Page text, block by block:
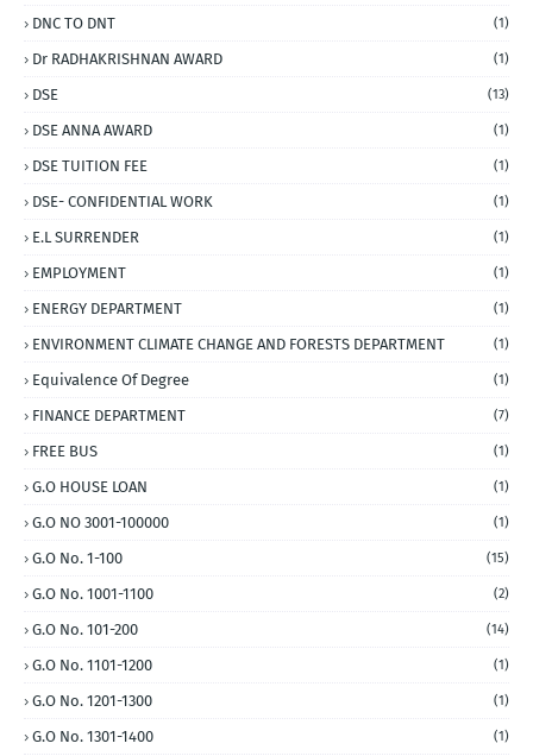
DNC TO DNT (1)
Dr RADHAKRISHNAN AWARD (1)
DSE (13)
DSE ANNA AWARD (1)
DSE TUITION FEE (1)
DSE- CONFIDENTIAL WORK (1)
E.L SURRENDER (1)
EMPLOYMENT (1)
ENERGY DEPARTMENT (1)
ENVIRONMENT CLIMATE CHANGE AND FORESTS DEPARTMENT (1)
Equivalence Of Degree (1)
FINANCE DEPARTMENT (7)
FREE BUS (1)
G.O HOUSE LOAN (1)
G.O NO 3001-100000 (1)
G.O No. 1-100 (15)
G.O No. 1001-1100 (2)
G.O No. 101-200 (14)
G.O No. 1101-1200 (1)
G.O No. 1201-1300 (1)
G.O No. 1301-1400 (1)